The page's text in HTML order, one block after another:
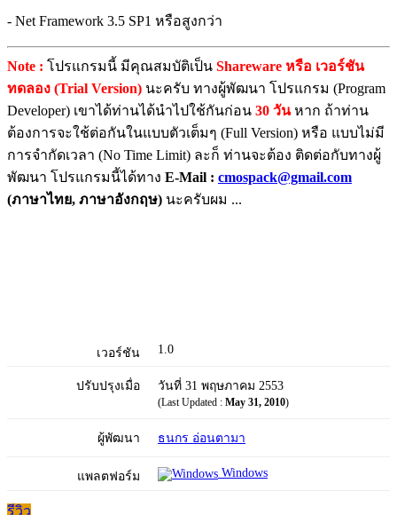
- Net Framework 3.5 SP1 หรือสูงกว่า
Note : โปรแกรมนี้ มีคุณสมบัติเป็น Shareware หรือ เวอร์ชัน
ทดลอง (Trial Version) นะครับ ทางผู้พัฒนา โปรแกรม (Program
Developer) เขาได้ท่านได้นำไปใช้กันก่อน 30 วันหาก ถ้าท่าน
ต้องการจะใช้ต่อกันในแบบตัวเต็มๆ (Full Version) หรือ แบบไม่มี
การจำกัดเวลา (No Time Limit) ละก็ ท่านจะต้อง ติดต่อกับทางผู้
พัฒนา โปรแกรมนี้ได้ทาง E-Mail : cmospack@gmail.com
(ภาษาไทย, ภาษาอังกฤษ) นะครับผม ...
เวอร์ชัน 1.0
ปรับปรุงเมื่อ วันที่ 31 พฤษภาคม 2553
(Last Updated : May 31, 2010)
ผู้พัฒนา ธนกร อ่อนตามา
แพลตฟอร์ม Windows
รีวิว